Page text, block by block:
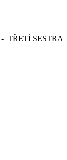
- TŘETÍ SESTRA